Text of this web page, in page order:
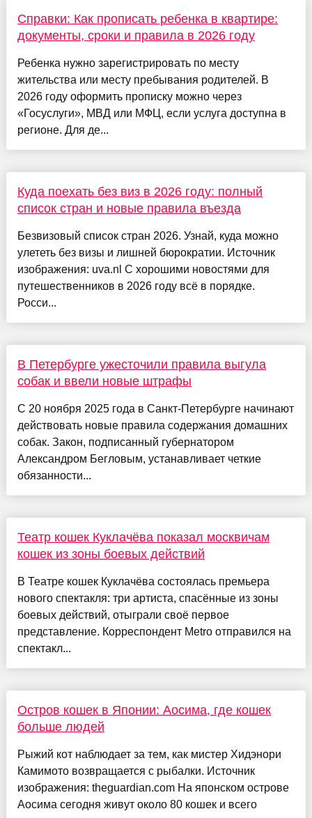
Справки: Как прописать ребенка в квартире:
документы, сроки и правила в 2026 году
Ребенка нужно зарегистрировать по месту
жительства или месту пребывания родителей. В
2026 году оформить прописку можно через
«Госуслуги», МВД или МФЦ, если услуга доступна в
регионе. Для де...
Куда поехать без виз в 2026 году: полный
список стран и новые правила въезда
Безвизовый список стран 2026. Узнай, куда можно
улететь без визы и лишней бюрократии. Источник
изображения: uva.nl С хорошими новостями для
путешественников в 2026 году всё в порядке.
Росси...
В Петербурге ужесточили правила выгула
собак и ввели новые штрафы
С 20 ноября 2025 года в Санкт-Петербурге начинают
действовать новые правила содержания домашних
собак. Закон, подписанный губернатором
Александром Бегловым, устанавливает четкие
обязанности...
Театр кошек Куклачёва показал москвичам
кошек из зоны боевых действий
В Театре кошек Куклачёва состоялась премьера
нового спектакля: три артиста, спасённые из зоны
боевых действий, отыграли своё первое
представление. Корреспондент Metro отправился на
спектакл...
Остров кошек в Японии: Аосима, где кошек
больше людей
Рыжий кот наблюдает за тем, как мистер Хидэнори
Камимото возвращается с рыбалки. Источник
изображения: theguardian.com На японском острове
Аосима сегодня живут около 80 кошек и всего